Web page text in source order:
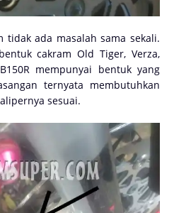
tidak ada masalah sama sekali.
cakram Old Tiger, Verza,
mempunyai bentuk yang
ternyata membutuhkan
sesuai.